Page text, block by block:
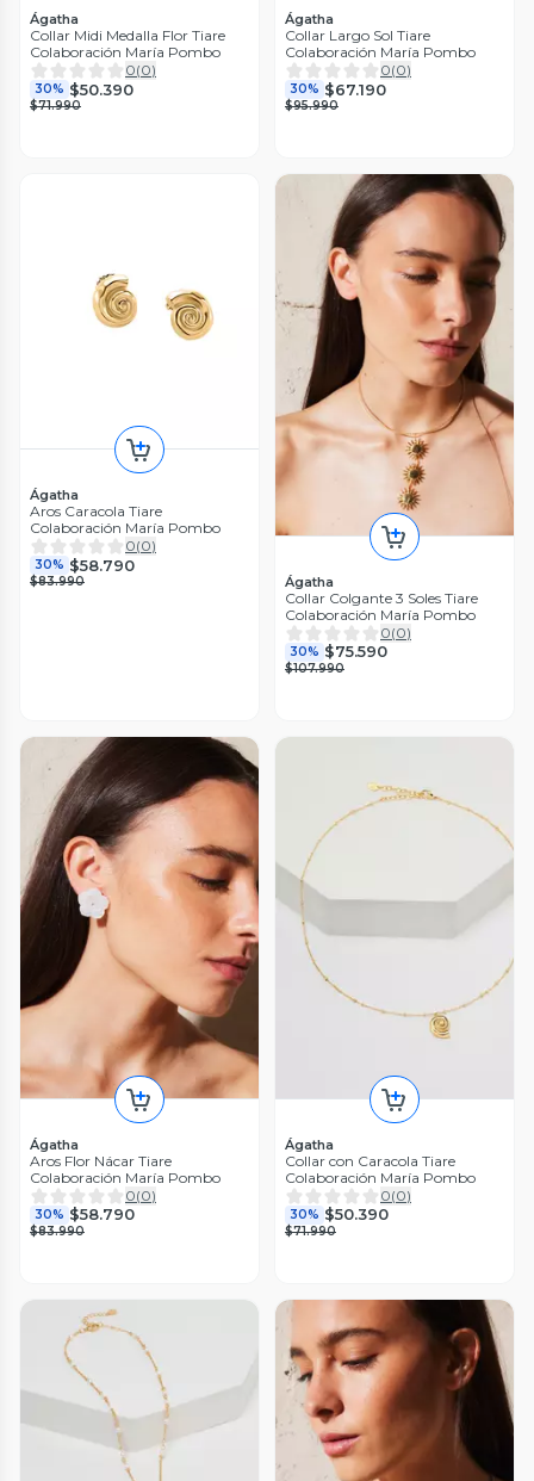
Ágatha
Collar Midi Medalla Flor Tiare
Colaboración María Pombo
0(0)
30% $50.390
$71.990
Ágatha
Collar Largo Sol Tiare
Colaboración María Pombo
0(0)
30% $67.190
$95.990
Ágatha
Aros Caracola Tiare
Colaboración María Pombo
0(0)
30% $58.790
$83.990 Ágatha
Collar Colgante 3 Soles Tiare
Colaboración María Pombo
0(0)
30% $75.590
$107.990
Ágatha
Aros Flor Nácar Tiare
Colaboración María Pombo
0(0)
30% $58.790
$83.990
Ágatha
Collar con Caracola Tiare
Colaboración María Pombo
0(0)
30% $50.390
$71.990